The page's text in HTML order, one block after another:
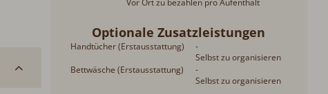
Vor Ort zu bezahlen pro Aufenthalt
Optionale Zusatzleistungen
Handtücher (Erstausstattung)
-
Selbst zu organisieren
Bettwäsche (Erstausstattung)
-
Selbst zu organisieren